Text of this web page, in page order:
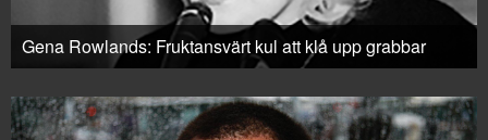
Gena Rowlands: Fruktansvärt kul att klå upp grabbar